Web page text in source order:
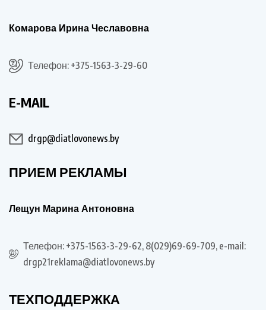
Комарова Ирина Чеславовна
Телефон: +375-1563-3-29-60
E-MAIL
drgp@diatlovonews.by
ПРИЕМ РЕКЛАМЫ
Лещун Марина Антоновна
Телефон: +375-1563-3-29-62, 8(029)69-69-709, e-mail:
drgp21reklama@diatlovonews.by
ТЕХПОДДЕРЖКА